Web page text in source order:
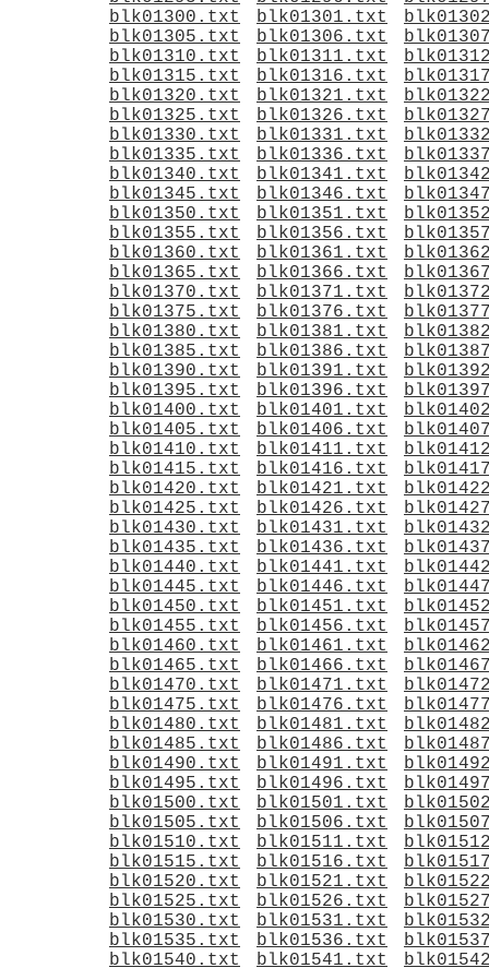
blk01300.txt
blk01301.txt
blk01305.txt
blk01306.txt
blk01310.txt
blk01311.txt
blk01315.txt
blk01316.txt
blk01320.txt
blk01321.txt
blk01325.txt
blk01326.txt
blk01330.txt
blk01331.txt
blk01335.txt
blk01336.txt
blk01340.txt
blk01341.txt
blk01345.txt
blk01346.txt
blk01350.txt
blk01351.txt
blk01355.txt
blk01356.txt
blk01360.txt
blk01361.txt
blk01365.txt
blk01366.txt
blk01370.txt
blk01371.txt
blk01375.txt
blk01376.txt
blk01380.txt
blk01381.txt
blk01385.txt
blk01386.txt
blk01390.txt
blk01391.txt
blk01395.txt
blk01396.txt
blk01400.txt
blk01401.txt
blk01405.txt
blk01406.txt
blk01410.txt
blk01411.txt
blk01415.txt
blk01416.txt
blk01420.txt
blk01421.txt
blk01425.txt
blk01426.txt
blk01430.txt
blk01431.txt
blk01435.txt
blk01436.txt
blk01440.txt
blk01441.txt
blk01445.txt
blk01446.txt
blk01450.txt
blk01451.txt
blk01455.txt
blk01456.txt
blk01460.txt
blk01461.txt
blk01465.txt
blk01466.txt
blk01470.txt
blk01471.txt
blk01475.txt
blk01476.txt
blk01480.txt
blk01481.txt
blk01485.txt
blk01486.txt
blk01490.txt
blk01491.txt
blk01495.txt
blk01496.txt
blk01500.txt
blk01501.txt
blk01505.txt
blk01506.txt
blk01510.txt
blk01511.txt
blk01515.txt
blk01516.txt
blk01520.txt
blk01521.txt
blk01525.txt
blk01526.txt
blk01530.txt
blk01531.txt
blk01535.txt
blk01536.txt
blk01540.txt
blk01541.txt